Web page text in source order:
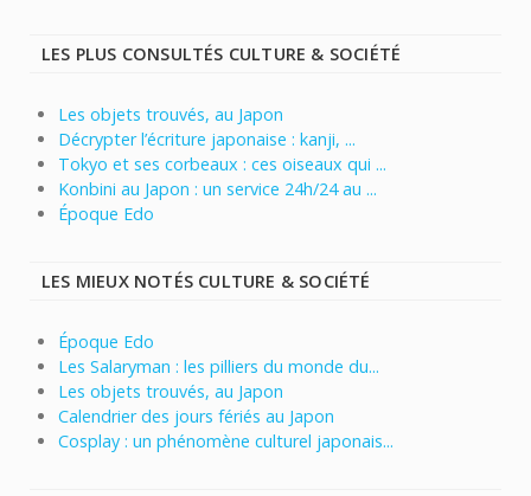
LES PLUS CONSULTÉS CULTURE & SOCIÉTÉ
Les objets trouvés, au Japon
Décrypter l’écriture japonaise : kanji, ...
Tokyo et ses corbeaux : ces oiseaux qui ...
Konbini au Japon : un service 24h/24 au ...
Époque Edo
LES MIEUX NOTÉS CULTURE & SOCIÉTÉ
Époque Edo
Les Salaryman : les pilliers du monde du...
Les objets trouvés, au Japon
Calendrier des jours fériés au Japon
Cosplay : un phénomène culturel japonais...